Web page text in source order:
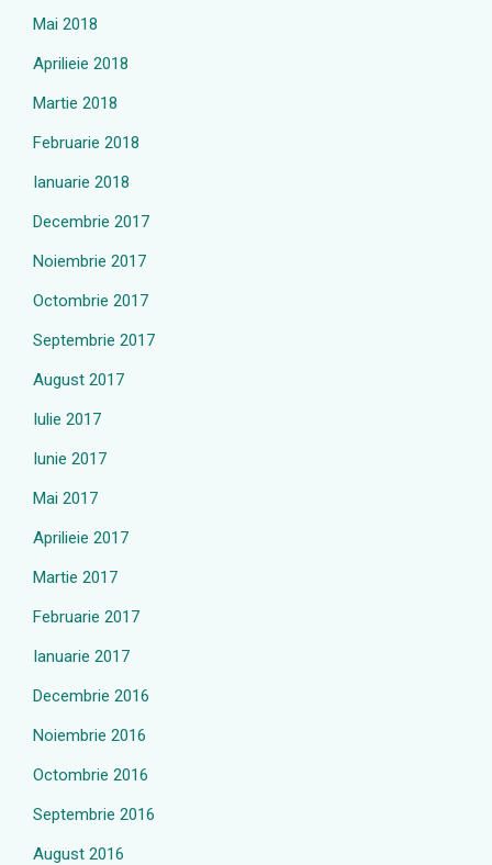
Mai 2018
Aprilieie 2018
Martie 2018
Februarie 2018
Ianuarie 2018
Decembrie 2017
Noiembrie 2017
Octombrie 2017
Septembrie 2017
August 2017
Iulie 2017
Iunie 2017
Mai 2017
Aprilieie 2017
Martie 2017
Februarie 2017
Ianuarie 2017
Decembrie 2016
Noiembrie 2016
Octombrie 2016
Septembrie 2016
August 2016